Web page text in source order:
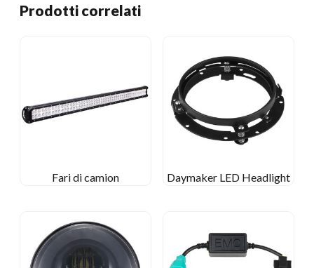
Prodotti correlati
Fari di camion Daymaker LED Headlight